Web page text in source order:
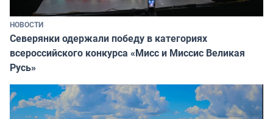
НОВОСТИ
Северянки одержали победу в категориях
всероссийского конкурса «Мисс и Миссис Великая
Русь»